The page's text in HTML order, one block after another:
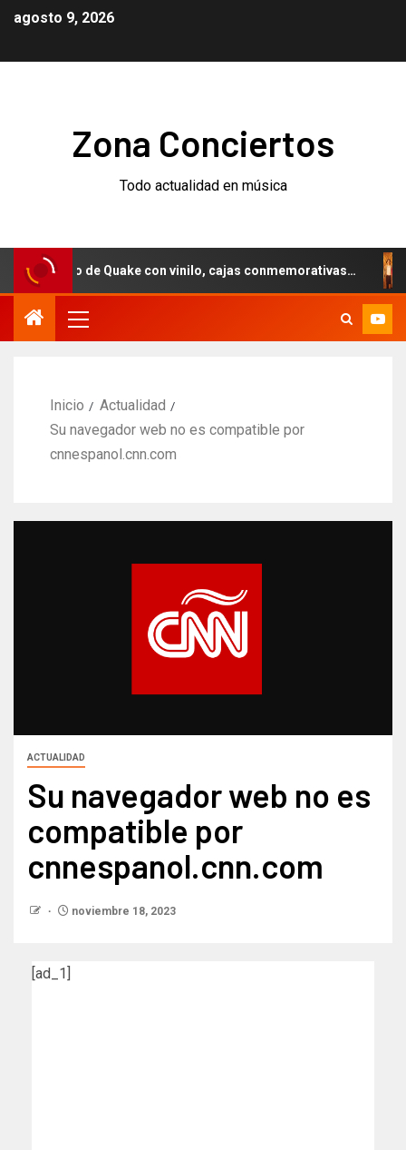
agosto 9, 2026
Zona Conciertos
Todo actualidad en música
de Quake con vinilo, cajas conmemorativas…
Inicio
Actualidad
Su navegador web no es compatible por
cnnespanol.cnn.com
ACTUALIDAD
Su navegador web no es
compatible por
cnnespanol.cnn.com
noviembre 18, 2023
[ad_1]